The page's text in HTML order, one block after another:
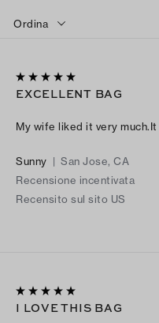
Ordina
EXCELLENT BAG
My wife liked it very
Sunny | San Jose, CA
Recensione incentivata
Recensito sul sito US
I LOVE THIS BAG